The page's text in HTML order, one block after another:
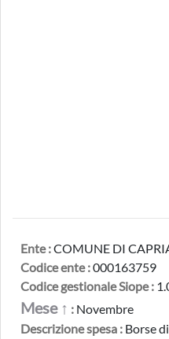
Ente :COMUNE DI
Codice ente :000163759
Codice gestionale Siope :
Mese ↑ : Novembre
Descrizione spesa : Borse